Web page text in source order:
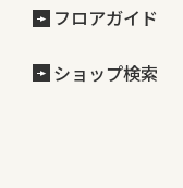
フロアガイド
ショップ検索